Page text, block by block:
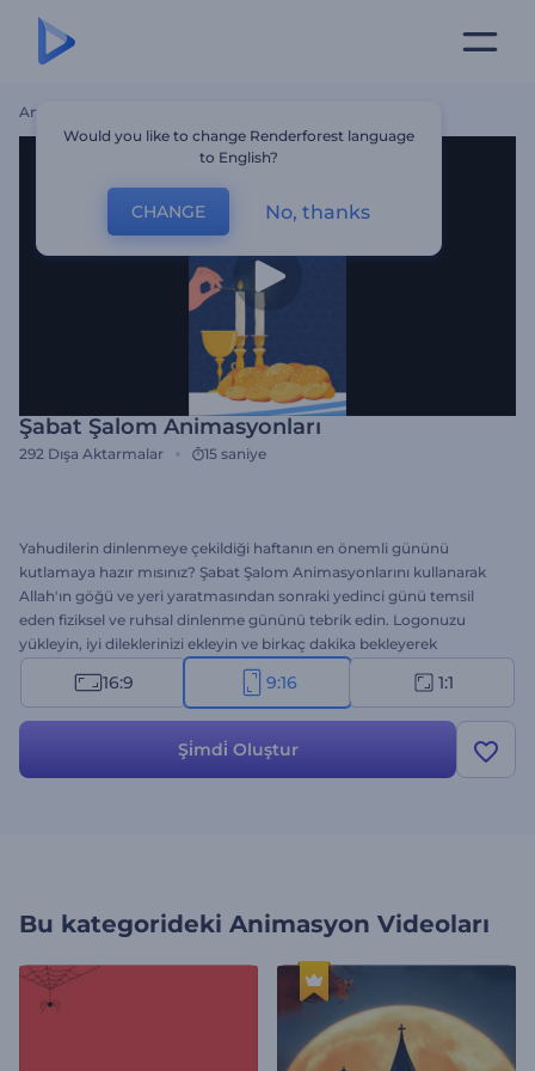
Ana Sayfa
Şabat Şalom Animasyonları
292 Dışa Aktarmalar 15 saniye
Yahudilerin dinlenmeye çekildiği haftanın en önemli gününü
kutlamaya hazır mısınız? Şabat Şalom Animasyonlarını kullanarak
Allah'ın göğü ve yeri yaratmasından sonraki yedinci günü temsil
eden fiziksel ve ruhsal dinlenme gününü tebrik edin. Logonuzu
yükleyin, iyi dileklerinizi ekleyin ve birkaç dakika bekleyerek
profesyonel video animasyonunu elde edin. Dini gün introlar,
kutlama videoları, davetiyeler vs. için mükemmel bir seçenek.
16:9 9:16 1:1
Şi̇mdi̇ Oluştur
Bu kategorideki Animasyon Videoları
Would you like to change Renderforest language
to English?
CHANGE No, thanks